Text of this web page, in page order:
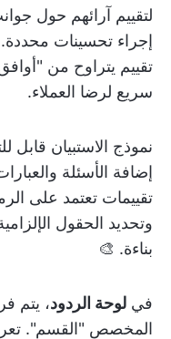
لتقييم آرائهم حول
إجراء تحسينات
تقييم يتراوح من
سريع لرضا العملاء.
نموذج الاستبيان قابل
إضافة الأسئلة
تقييمات تعتمد على
وتحديد الحقول
بناءة. 🎨
في لوحة الردود، يتم
المخصص "القسم".